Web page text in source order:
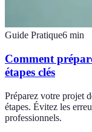
Guide Pratique6 min
Comment
étapes clés
Préparez votre projet
étapes. Évitez les
professionnels.